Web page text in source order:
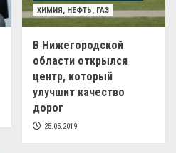
ХИМИЯ, НЕФТЬ, ГАЗ
В Нижегородской
области открылся
центр, который
улучшит качество
дорог
25.05.2019